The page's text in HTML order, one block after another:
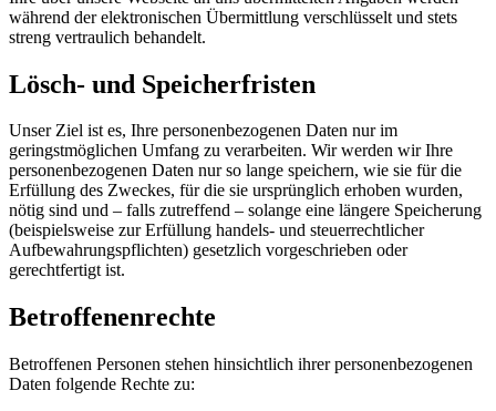
während der elektronischen Übermittlung verschlüsselt und stets
streng vertraulich behandelt.
Lösch- und Speicherfristen
Unser Ziel ist es, Ihre personenbezogenen Daten nur im
geringstmöglichen Umfang zu verarbeiten. Wir werden wir Ihre
personenbezogenen Daten nur so lange speichern, wie sie für die
Erfüllung des Zweckes, für die sie ursprünglich erhoben wurden,
nötig sind und – falls zutreffend – solange eine längere Speicherung
(beispielsweise zur Erfüllung handels- und steuerrechtlicher
Aufbewahrungspflichten) gesetzlich vorgeschrieben oder
gerechtfertigt ist.
Betroffenenrechte
Betroffenen Personen stehen hinsichtlich ihrer personenbezogenen
Daten folgende Rechte zu: